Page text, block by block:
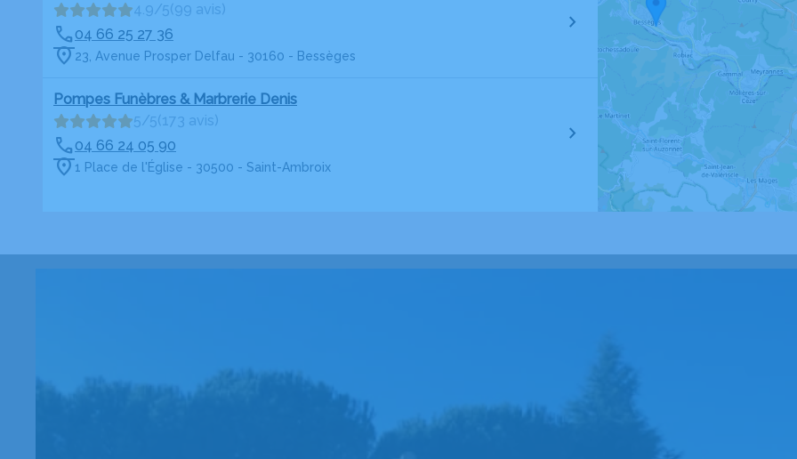
4.9/5(99 avis)
04 66 25 27 36
23, Avenue Prosper Delfau - 30160 - Bessèges
Pompes Funèbres & Marbrerie Denis
5/5(173 avis)
04 66 24 05 90
1 Place de l'Église - 30500 - Saint-Ambroix